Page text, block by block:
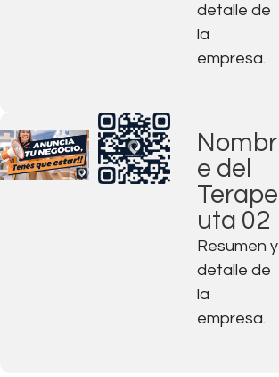
detalle de
la
empresa.
Nombr
e del
Terape
uta 02
Resumen y
detalle de
la
empresa.